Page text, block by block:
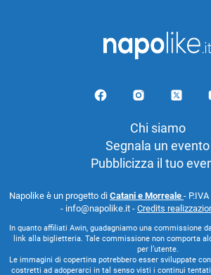
Chi siamo
Segnala un evento
Pubblicizza il tuo
Napolike è un progetto di Catani e Morreale -
- info@napolike.it - Credits
In quanto affiliati Awin, guadagniamo una commissione
link alla biglietteria. Tale commissione non comporta
per l’utente.
Le immagini di copertina potrebbero esser sviluppate
costretti ad adoperarci in tal senso visti i continui